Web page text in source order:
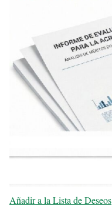
Añadir a la Lista de Deseos